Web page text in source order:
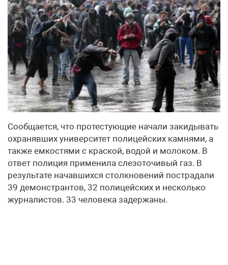
Сообщается, что протестующие начали закидывать
охранявших университет полицейских камнями, а
также емкостями с краской, водой и молоком. В
ответ полиция применила слезоточивый газ. В
результате начавшихся столкновений пострадали
39 демонстрантов, 32 полицейских и несколько
журналистов. 33 человека задержаны.